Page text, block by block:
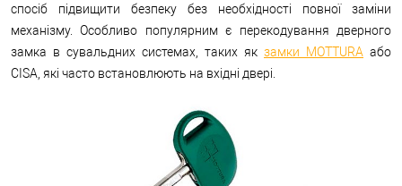
спосіб підвищити безпеку без необхідності повної заміни
механізму. Особливо популярним є перекодування дверного
замка в сувальдних системах, таких як замки MOTTURA або
CISA, які часто встановлюють на вхідні двері.